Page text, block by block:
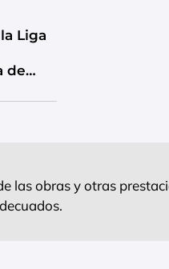
Liga
de
las obras y otras